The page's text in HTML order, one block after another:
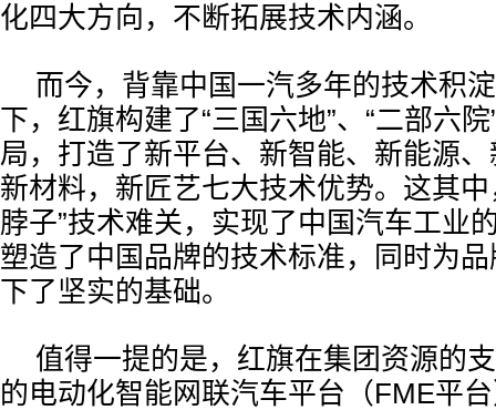
化四大方向，不断拓展技术内涵。
而今，背靠中国一汽多年的技术积
下，红旗构建了“三国六地”、“二部六
局，打造了新平台、新智能、新能源
新材料，新匠艺七大技术优势。这其中
脖子”技术难关，实现了中国汽车工业
塑造了中国品牌的技术标准，同时为
下了坚实的基础。
值得一提的是，红旗在集团资源的
的电动化智能网联汽车平台（FME平